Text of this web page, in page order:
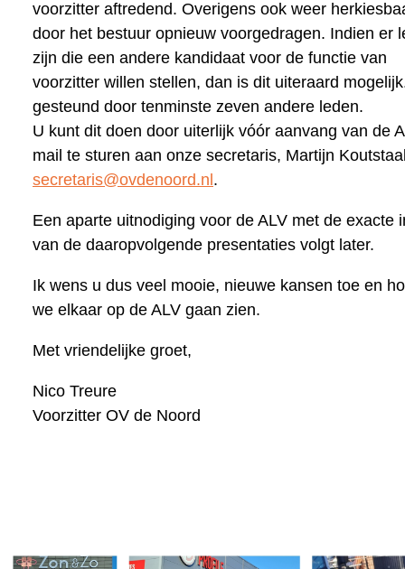
voorzitter aftredend. Overigens ook weer
door het bestuur opnieuw voorgedragen. Indien er
zijn die een andere kandidaat voor de functie van
voorzitter willen stellen, dan is dit uiteraard
gesteund door tenminste zeven andere leden.
U kunt dit doen door uiterlijk vóór aanvang van de
mail te sturen aan onze secretaris, Martijn
secretaris@ovdenoord.nl .
Een aparte uitnodiging voor de ALV met de exacte
van de daaropvolgende presentaties volgt later.
Ik wens u dus veel mooie, nieuwe kansen toe en
we elkaar op de ALV gaan zien.
Met vriendelijke groet,
Nico Treure
Voorzitter OV de Noord